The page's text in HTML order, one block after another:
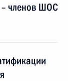
– членов ШОС